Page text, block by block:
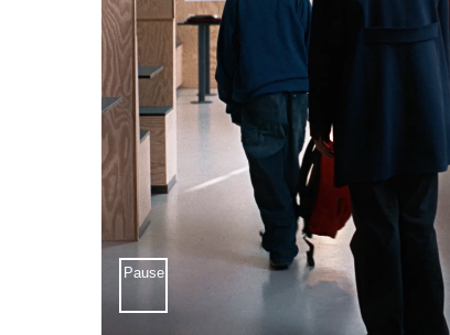
Pause
Sæt video på pause